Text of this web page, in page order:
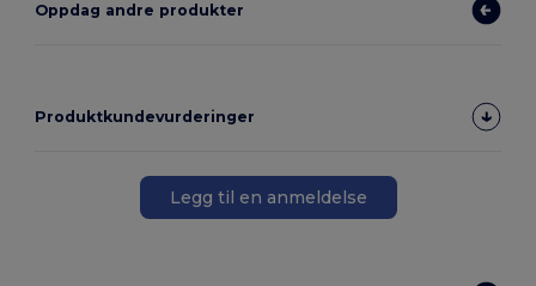
Oppdag andre produkter
Produktkundevurderinger
Legg til en anmeldelse